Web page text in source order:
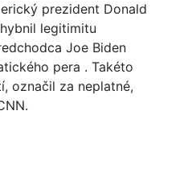
prezident Donald
legitimitu
Joe Biden
pera . Takéto
označil za neplatné,